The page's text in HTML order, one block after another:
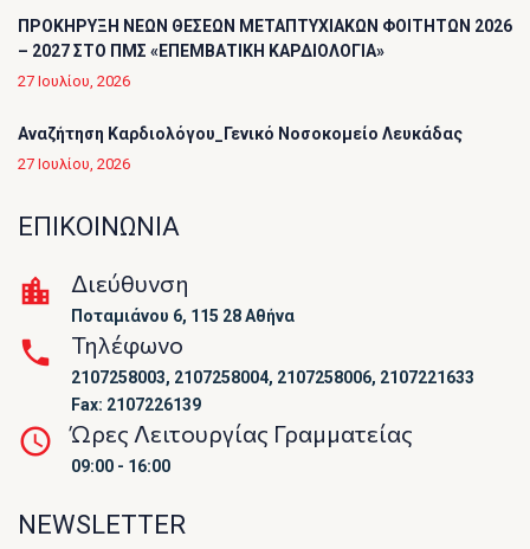
ΠΡΟΚΗΡΥΞΗ ΝΕΩΝ ΘΕΣΕΩΝ ΜΕΤΑΠΤΥΧΙΑΚΩΝ ΦΟΙΤΗΤΩΝ 2026
– 2027 ΣΤΟ ΠΜΣ «ΕΠΕΜΒΑΤΙΚΗ ΚΑΡΔΙΟΛΟΓΙΑ»
27 Ιουλίου, 2026
Αναζήτηση Καρδιολόγου_Γενικό Νοσοκομείο Λευκάδας
27 Ιουλίου, 2026
ΕΠΙΚΟΙΝΩΝΙΑ
Διεύθυνση
Ποταμιάνου 6, 115 28 Αθήνα
Τηλέφωνο
2107258003, 2107258004, 2107258006, 2107221633
Fax: 2107226139
Ώρες Λειτουργίας Γραμματείας
09:00 - 16:00
NEWSLETTER